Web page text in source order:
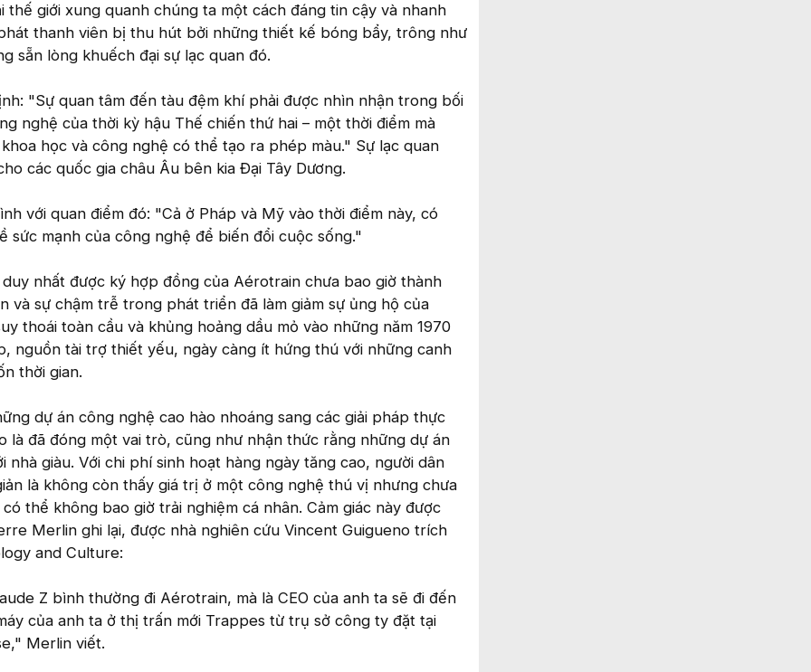
thế giới xung quanh chúng ta một cách đáng tin cậy và nhanh
thanh viên bị thu hút bởi những thiết kế bóng bẩy, trông như
sẵn lòng khuếch đại sự lạc quan đó.
"Sự quan tâm đến tàu đệm khí phải được nhìn nhận trong bối
nghệ của thời kỳ hậu Thế chiến thứ hai – một thời điểm mà
học và công nghệ có thể tạo ra phép màu." Sự lạc quan
các quốc gia châu Âu bên kia Đại Tây Dương.
với quan điểm đó: "Cả ở Pháp và Mỹ vào thời điểm này, có
sức mạnh của công nghệ để biến đổi cuộc sống."
nhất được ký hợp đồng của Aérotrain chưa bao giờ thành
và sự chậm trễ trong phát triển đã làm giảm sự ủng hộ của
thoái toàn cầu và khủng hoảng dầu mỏ vào những năm 1970
nguồn tài trợ thiết yếu, ngày càng ít hứng thú với những canh
thời gian.
dự án công nghệ cao hào nhoáng sang các giải pháp thực
là đã đóng một vai trò, cũng như nhận thức rằng những dự án
nhà giàu. Với chi phí sinh hoạt hàng ngày tăng cao, người dân
là không còn thấy giá trị ở một công nghệ thú vị nhưng chưa
thể không bao giờ trải nghiệm cá nhân. Cảm giác này được
Merlin ghi lại, được nhà nghiên cứu Vincent Guigueno trích
and Culture:
Z bình thường đi Aérotrain, mà là CEO của anh ta sẽ đi đến
của anh ta ở thị trấn mới Trappes từ trụ sở công ty đặt tại
Merlin viết.